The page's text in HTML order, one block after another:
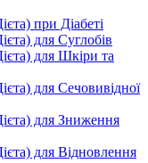
при Діабеті
для Суглобів
для Шкіри та
для Сечовивідної
для Зниження
для Відновлення